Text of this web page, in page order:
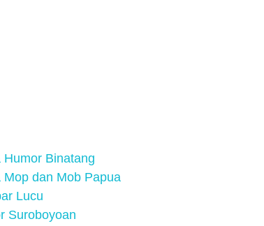
Humor Binatang
Mop dan Mob Papua
Lucu
Suroboyoan